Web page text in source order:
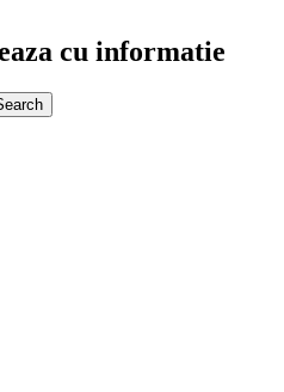
cu informatie